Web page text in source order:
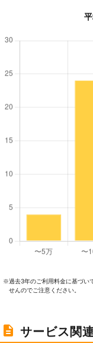
※過去3年のご利⽤料⾦に基づい
せんのでご注意ください。
サービス関